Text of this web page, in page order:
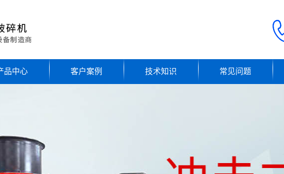
品中心 客户案例 技术知识 常见问题